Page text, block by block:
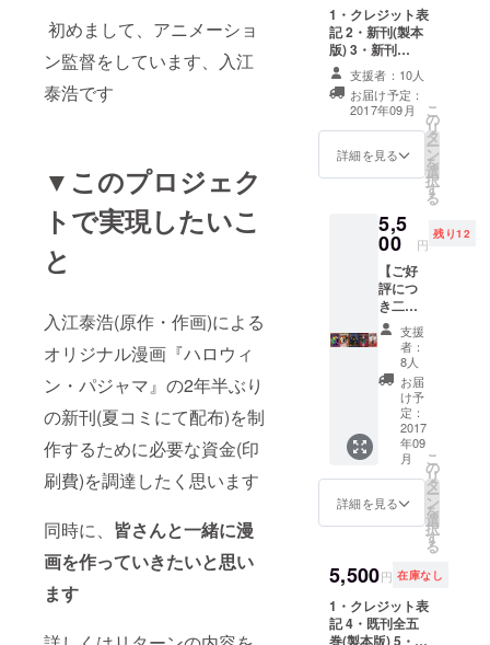
初めまして、アニメーショ
ン監督をしています、入江
泰浩です
▼このプロジェク
トで実現したいこ
と
入江泰浩(原作・作画)による
オリジナル漫画『ハロウィ
ン・パジャマ』の2年半ぶり
の新刊(夏コミにて配布)を制
作するために必要な資金(印
刷費)を調達したく思います
同時に、 皆さんと一緒に漫
画を作っていきたいと思い
ます
1・クレジット表
記 2・新刊(製本
版) 3・新刊
(kindle版) WA・
漫画本編の背景
にウォールアー
トをする権利
支援者：10人
お届け予定：
2017年09月
詳細を見る
こ
の
リ
タ
ー
ン
を
選
択
す
る
5,5
00 円
残り12
【ご好
評につ
き二次
ご送付
分】
2017/06
/19追加
1・クレ
ジット
表記
4・既刊
全五巻
(製本版)
5・既刊
全五巻
リター
ンには
ウォー
ルアー
トは含
支援
者：
8人
お届
け予
定：
2017
年09
月
詳細を見る
こ
の
リ
タ
ー
ン
を
選
択
す
る
5,500円 在庫なし
1・クレジット表
記 4・既刊全五